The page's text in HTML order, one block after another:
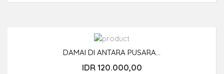
DAMAI DI ANTARA PUSARA...
IDR 120.000,00